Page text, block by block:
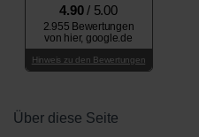
4.90/ 5.00
2.955 Bewertungen
von hier, google.de
Hinweis zu den Bewertungen
Über diese Seite